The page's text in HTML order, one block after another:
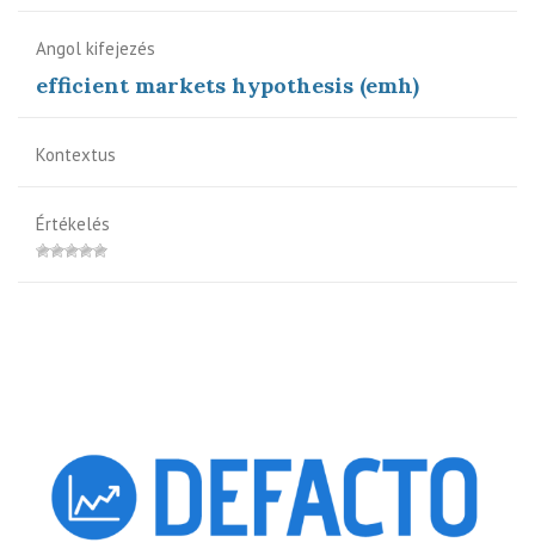
Angol kifejezés
efficient markets hypothesis (emh)
Kontextus
Értékelés